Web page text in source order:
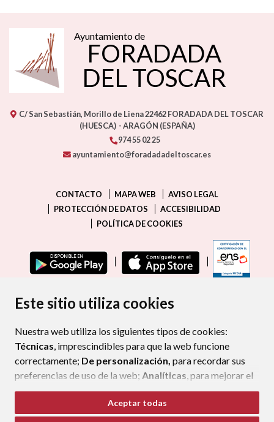
Este sitio utiliza cookies
Nuestra web utiliza los siguientes tipos de cookies:
Técnicas, imprescindibles para que la web funcione
correctamente; De personalización, para recordar sus
preferencias de uso de la web; Analíticas, para mejorar el
funcionamiento de la web y sus servicios.
Si acepta pulsando el botón“Aceptar todas”
Aceptar todas
Ayuntamiento de
FORADADA
DEL TOSCAR
C/ San Sebastián, Morillo de Liena22462FORADADA DEL TOSCAR
(HUESCA) - ARAGÓN (ESPAÑA)
974 55 02 25
ayuntamiento@foradadadeltoscar.es
CONTACTO MAPA WEB
AVISO LEGAL
PROTECCIÓN DE DATOS
ACCESIBILIDAD
POLÍTICA DE COOKIES